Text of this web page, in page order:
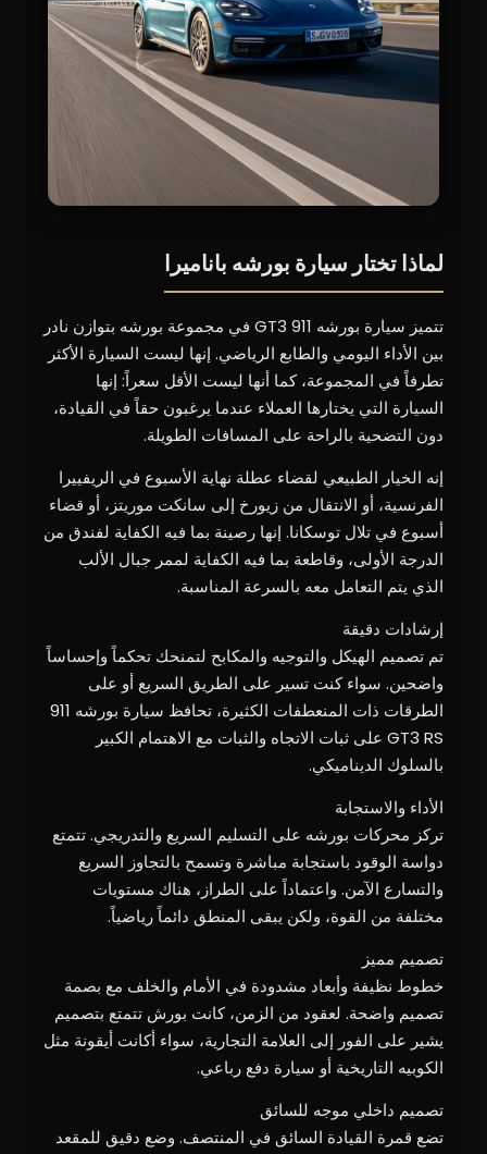
لماذا تختار سيارة بورشه باناميرا
تتميز سيارة بورشه 911 GT3 في مجموعة بورشه بتوازن نادر
بين الأداء اليومي والطابع الرياضي. إنها ليست السيارة الأكثر
تطرفاً في المجموعة، كما أنها ليست الأقل سعراً: إنها
السيارة التي يختارها العملاء عندما يرغبون حقاً في القيادة،
دون التضحية بالراحة على المسافات الطويلة.
إنه الخيار الطبيعي لقضاء عطلة نهاية الأسبوع في الريفييرا
الفرنسية، أو الانتقال من زيورخ إلى سانكت موريتز، أو قضاء
أسبوع في تلال توسكانا. إنها رصينة بما فيه الكفاية لفندق من
الدرجة الأولى، وقاطعة بما فيه الكفاية لممر جبال الألب
الذي يتم التعامل معه بالسرعة المناسبة.
إرشادات دقيقة
تم تصميم الهيكل والتوجيه والمكابح لتمنحك تحكماً وإحساساً
واضحين. سواء كنت تسير على الطريق السريع أو على
الطرقات ذات المنعطفات الكثيرة، تحافظ سيارة بورشه 911
GT3 RS على ثبات الاتجاه والثبات مع الاهتمام الكبير
بالسلوك الديناميكي.
الأداء والاستجابة
تركز محركات بورشه على التسليم السريع والتدريجي. تتمتع
دواسة الوقود باستجابة مباشرة وتسمح بالتجاوز السريع
والتسارع الآمن. واعتماداً على الطراز، هناك مستويات
مختلفة من القوة، ولكن يبقى المنطق دائماً رياضياً.
تصميم مميز
خطوط نظيفة وأبعاد مشدودة في الأمام والخلف مع بصمة
تصميم واضحة. لعقود من الزمن، كانت بورش تتمتع بتصميم
يشير على الفور إلى العلامة التجارية، سواء أكانت أيقونة مثل
الكوبيه التاريخية أو سيارة دفع رباعي.
تصميم داخلي موجه للسائق
تضع قمرة القيادة السائق في المنتصف. وضع دقيق للمقعد